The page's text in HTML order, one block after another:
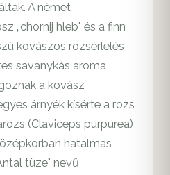
A német
„chornij hleb" és a finn
kovászos rozsérlelés
savanykás aroma
a kovász
árnyék kísérte a rozs
(Claviceps purpurea)
hatalmas
tüze" nevű